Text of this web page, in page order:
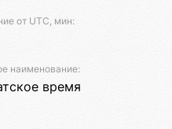
от UTC, мин:
наименование:
время